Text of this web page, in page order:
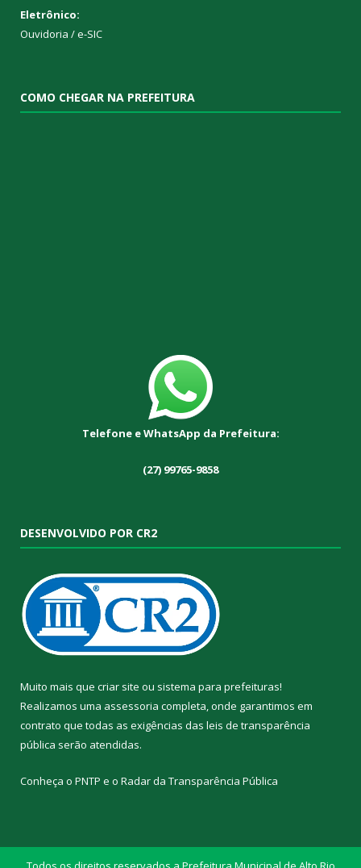
Eletrônico:
Ouvidoria /e-SIC
COMO CHEGAR NA PREFEITURA
Telefone e WhatsApp da Prefeitura:
(27) 99765-9858
DESENVOLVIDO POR CR2
Muito mais que criar site ou sistema para prefeituras!
Realizamos uma assessoria completa, onde garantimos em
contrato que todas as exigências das leis de transparência
pública serão atendidas.
Conheça o PNTP e o Radar da Transparência Pública